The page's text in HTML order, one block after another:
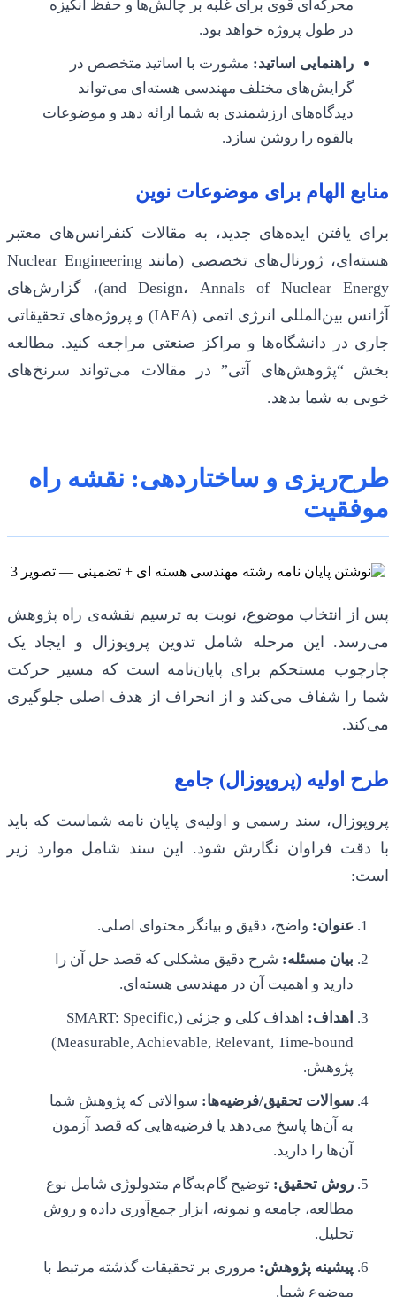
محرکه‌ای قوی برای غلبه بر چالش‌ها و حفظ انگیزه
در طول پروژه خواهد بود.
راهنمایی اساتید: مشورت با اساتید متخصص در
گرایش‌های مختلف مهندسی هسته‌ای می‌تواند
دیدگاه‌های ارزشمندی به شما ارائه دهد و موضوعات
بالقوه را روشن سازد.
منابع الهام برای موضوعات نوین
برای یافتن ایده‌های جدید، به مقالات کنفرانس‌های معتبر
هسته‌ای، ژورنال‌های تخصصی (مانند Nuclear Engineering
and Design، Annals of Nuclear Energy)، گزارش‌های
آژانس بین‌المللی انرژی اتمی (IAEA) و پروژه‌های تحقیقاتی
جاری در دانشگاه‌ها و مراکز صنعتی مراجعه کنید. مطالعه
بخش “پژوهش‌های آتی” در مقالات می‌تواند سرنخ‌های
خوبی به شما بدهد.
طرح‌ریزی و ساختاردهی: نقشه راه
موفقیت
پس از انتخاب موضوع، نوبت به ترسیم نقشه‌ی راه پژوهش
می‌رسد. این مرحله شامل تدوین پروپوزال و ایجاد یک
چارچوب مستحکم برای پایان‌نامه است که مسیر حرکت
شما را شفاف می‌کند و از انحراف از هدف اصلی جلوگیری
می‌کند.
طرح اولیه (پروپوزال) جامع
پروپوزال، سند رسمی و اولیه‌ی پایان نامه شماست که باید
با دقت فراوان نگارش شود. این سند شامل موارد زیر
است:
عنوان: واضح، دقیق و بیانگر محتوای اصلی.
بیان مسئله: شرح دقیق مشکلی که قصد حل آن را
دارید و اهمیت آن در مهندسی هسته‌ای.
اهداف:
اهداف کلی و جزئی (SMART: Specific,
Measurable, Achievable, Relevant, Time-bound)
پژوهش.
سوالات تحقیق/فرضیه‌ها: سوالاتی که پژوهش شما
به آن‌ها پاسخ می‌دهد یا فرضیه‌هایی که قصد آزمون
آن‌ها را دارید.
روش تحقیق: توضیح گام‌به‌گام متدولوژی شامل نوع
مطالعه، جامعه و نمونه، ابزار جمع‌آوری داده و روش
تحلیل.
پیشینه پژوهش: مروری بر تحقیقات گذشته مرتبط با
موضوع شما.